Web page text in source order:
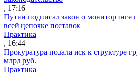
, 17:16
Путин подписал закон о мониторинге
всей цепочке поставок
Практика
, 16:44
Прокуратура подала иск к структуре
млрд руб.
Практика